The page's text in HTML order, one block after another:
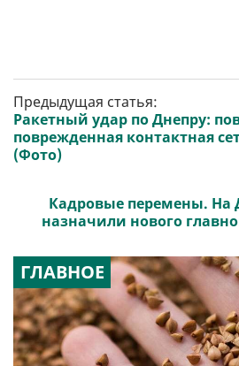
Предыдущая статья:
Ракетный удар по Днепру:
поврежденная контактная
(Фото)
Кадровые перемены. На
назначили нового
ГЛАВНОЕ